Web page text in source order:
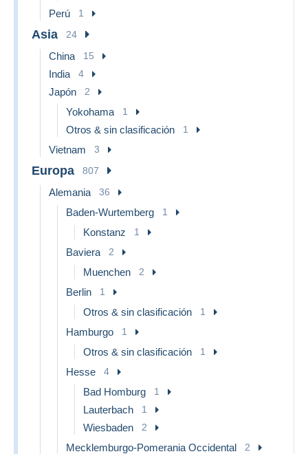
Perú 1
Asia 24
China 15
India 4
Japón 2
Yokohama 1
Otros & sin clasificación 1
Vietnam 3
Europa 807
Alemania 36
Baden-Wurtemberg 1
Konstanz 1
Baviera 2
Muenchen 2
Berlin 1
Otros & sin clasificación 1
Hamburgo 1
Otros & sin clasificación 1
Hesse 4
Bad Homburg 1
Lauterbach 1
Wiesbaden 2
Mecklemburgo-Pomerania Occidental 2